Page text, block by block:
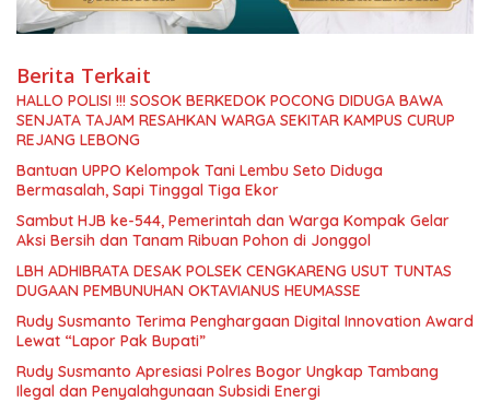
Berita Terkait
HALLO POLISI !!! SOSOK BERKEDOK POCONG DIDUGA BAWA
SENJATA TAJAM RESAHKAN WARGA SEKITAR KAMPUS CURUP
REJANG LEBONG
Bantuan UPPO Kelompok Tani Lembu Seto Diduga
Bermasalah, Sapi Tinggal Tiga Ekor
Sambut HJB ke-544, Pemerintah dan Warga Kompak Gelar
Aksi Bersih dan Tanam Ribuan Pohon di Jonggol
LBH ADHIBRATA DESAK POLSEK CENGKARENG USUT TUNTAS
DUGAAN PEMBUNUHAN OKTAVIANUS HEUMASSE
Rudy Susmanto Terima Penghargaan Digital Innovation Award
Lewat “Lapor Pak Bupati”
Rudy Susmanto Apresiasi Polres Bogor Ungkap Tambang
Ilegal dan Penyalahgunaan Subsidi Energi